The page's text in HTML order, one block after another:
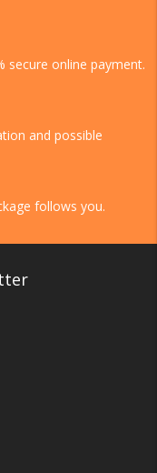
secure online payment.
and possible
follows you.